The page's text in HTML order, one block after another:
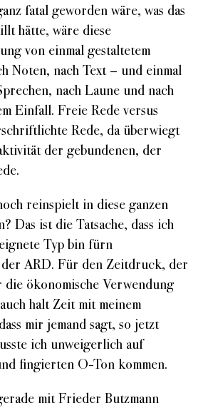
fatal geworden wäre, was das
hätte, wäre diese
von einmal gestaltetem
Noten, nach Text – und einmal
nach Laune und nach
Einfall. Freie Rede versus
Rede, da überwiegt
der gebundenen, der
reinspielt in diese ganzen
Das ist die Tatsache, dass ich
Typ bin fürn
ARD. Für den Zeitdruck, der
ökonomische Verwendung
halt Zeit mit meinem
mir jemand sagt, so jetzt
ich unweigerlich auf
fingierten O-Ton kommen.
mit Frieder Butzmann